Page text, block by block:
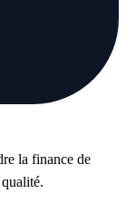
la finance de